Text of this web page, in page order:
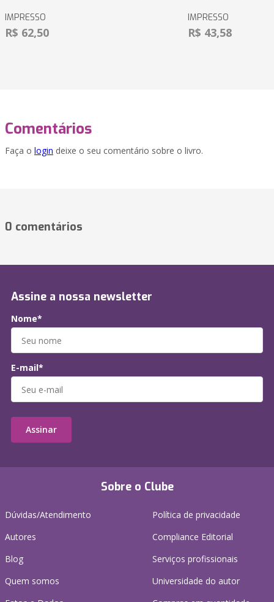
IMPRESSO
R$ 62,50
IMPRESSO
R$ 43,58
Comentários
Faça o login deixe o seu comentário sobre o livro.
0 comentários
Sobre o Clube
Dúvidas/Atendimento
Autores
Blog
Quem somos
Política de privacidade
Compliance Editorial
Serviços profissionais
Universidade do autor
Assine a nossa newsletter
Nome*
E-mail*
Assinar